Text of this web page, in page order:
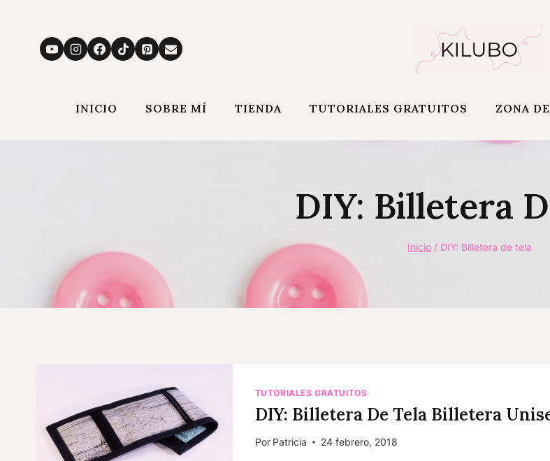
contenido
INICIO SOBRE MÍ TIENDA TUTORIALES GRATUITOS ZONA
DIY: Billetera
Inicio / DIY: Billetera de tela
TUTORIALES GRATUITOS
DIY: Billetera De Tela Billetera
Por Patricia 24 febrero, 2018